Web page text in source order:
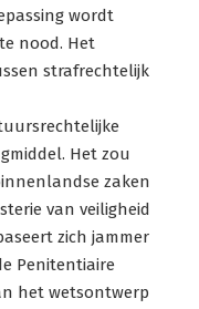
wordt
nood. Het
strafrechtelijk
Het zou
zaken
van veiligheid
zich jammer
Penitentiaire
het wetsontwerp